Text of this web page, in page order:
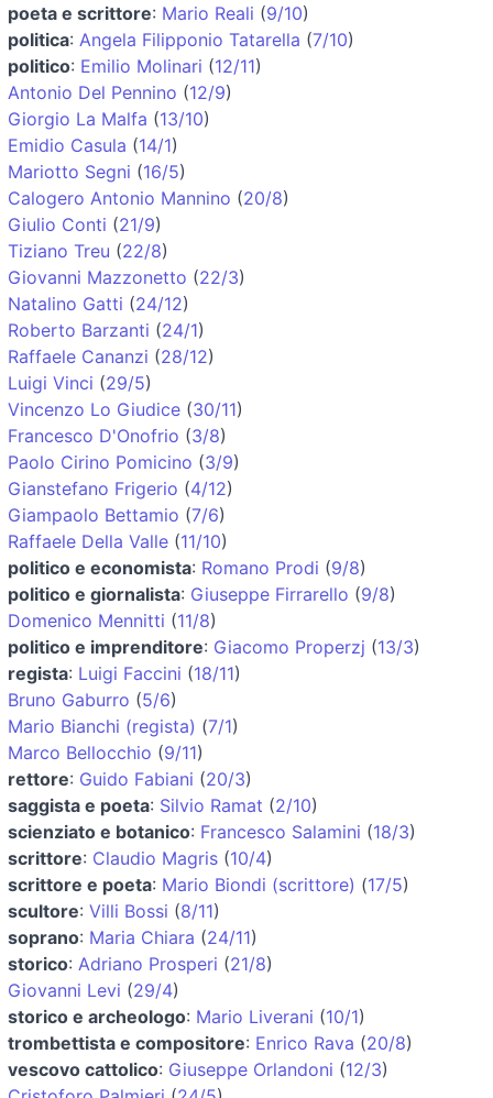
poeta e scrittore: Mario Reali (9/10)
politica: Angela Filipponio Tatarella (7/10)
politico: Emilio Molinari (12/11)
Antonio Del Pennino (12/9)
Giorgio La Malfa (13/10)
Emidio Casula (14/1)
Mariotto Segni (16/5)
Calogero Antonio Mannino (20/8)
Giulio Conti (21/9)
Tiziano Treu (22/8)
Giovanni Mazzonetto (22/3)
Natalino Gatti (24/12)
Roberto Barzanti (24/1)
Raffaele Cananzi (28/12)
Luigi Vinci (29/5)
Vincenzo Lo Giudice (30/11)
Francesco D'Onofrio (3/8)
Paolo Cirino Pomicino (3/9)
Gianstefano Frigerio (4/12)
Giampaolo Bettamio (7/6)
Raffaele Della Valle (11/10)
politico e economista: Romano Prodi (9/8)
politico e giornalista: Giuseppe Firrarello (9/8)
Domenico Mennitti (11/8)
politico e imprenditore: Giacomo Properzj (13/3)
regista: Luigi Faccini (18/11)
Bruno Gaburro (5/6)
Mario Bianchi (regista) (7/1)
Marco Bellocchio (9/11)
rettore: Guido Fabiani (20/3)
saggista e poeta: Silvio Ramat (2/10)
scienziato e botanico: Francesco Salamini (18/3)
scrittore: Claudio Magris (10/4)
scrittore e poeta: Mario Biondi (scrittore) (17/5)
scultore: Villi Bossi (8/11)
soprano: Maria Chiara (24/11)
storico: Adriano Prosperi (21/8)
Giovanni Levi (29/4)
storico e archeologo: Mario Liverani (10/1)
trombettista e compositore: Enrico Rava (20/8)
vescovo cattolico: Giuseppe Orlandoni (12/3)